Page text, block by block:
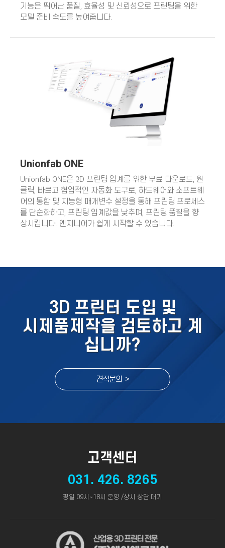
기능은 뛰어난 품질, 효율성 및 신뢰성으로 프린팅을 위한
모델 준비 속도를 높여줍니다.
Unionfab ONE
Unionfab ONE은 3D 프린팅 업계를 위한 무료 다운로드, 원
클릭, 빠르고 협업적인 자동화 도구로, 하드웨어와 소프트웨
어의 통합 및 지능형 매개변수 설정을 통해 프린팅 프로세스
를 단순화하고, 프린팅 임계값을 낮추며, 프린팅 품질을 향
상시킵니다. 엔지니어가 쉽게 시작할 수 있습니다.
3D 프린터 도입 및
시제품제작을 검토하고 계
십니까?
견적문의 >
고객센터
031. 426. 8265
평일 09시~18시 운영 /상시 상담 대기